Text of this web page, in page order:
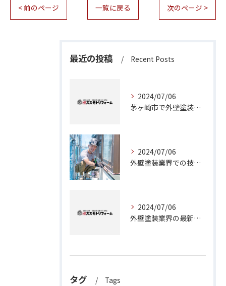
< 前のページ 一覧に戻る 次のページ >
最近の投稿 Recent Posts
2024/07/06
茅ヶ崎市で外壁塗装工事をお考えなら！専門業者にお任せください。
2024/07/06
外壁塗装業界での技術力と知識の向上に役立つ茅ヶ崎市の塗装工事職人募集
2024/07/06
外壁塗装業界の最新事情：茅ヶ崎市の塗装職人募集について
タグ Tags